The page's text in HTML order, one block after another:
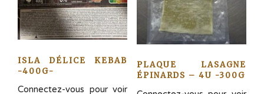
ISLA DÉLICE KEBAB
-400G-
Connectez-vous pour voir
PLAQUE LASAGNE
ÉPINARDS – 4U -300G